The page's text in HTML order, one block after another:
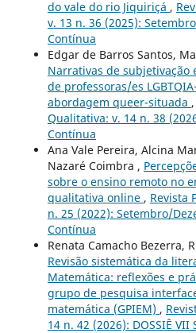
do vale do rio Jiquiriçá ,
v. 13 n. 36 (2025):
Contínua
Edgar de Barros Santos,
Narrativas de subjetivação
de professoras/es
abordagem queer-situada ,
Qualitativa: v. 14 n. 38
Contínua
Ana Vale Pereira, Alcina
Nazaré Coimbra ,
sobre o ensino remoto no
qualitativa online , Revista
n. 25 (2022): Setembro/
Contínua
Renata Camacho Bezerra,
Revisão sistemática da
Matemática: reflexões e
grupo de pesquisa
matemática (GPIEM) ,
14 n. 42 (2026): DOSSIÊ VII